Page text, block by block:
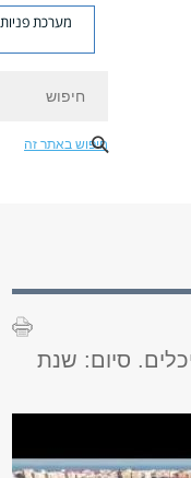
מערכת פניות
חיפוש באתר זה
סיום: שנת